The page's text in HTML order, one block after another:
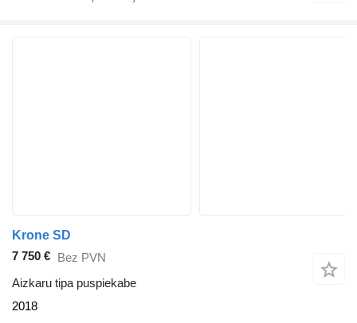
Krone SD
7 750 € Bez PVN
Aizkaru tipa puspiekabe
2018